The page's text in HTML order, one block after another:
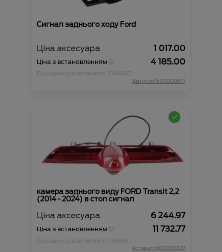
Сигнал заднього ходу Ford
Ціна аксесуара 1 017.00
Ціна з встановленням 4 185.00
Підходить для автомобіля :TRANSIT;
Артикул:N00000677
камера заднього виду FORD Transit 2,2
(2014 - 2024) в стоп сигнал
Ціна аксесуара 6 244.97
Ціна з встановленням 11 732.77
Підходить для автомобіля :TRANSIT;
Артикул:N00000322